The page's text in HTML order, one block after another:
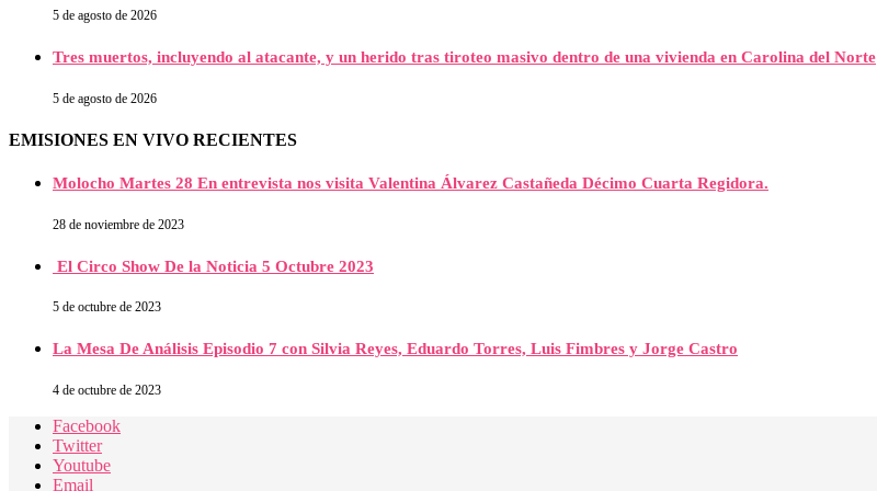
5 de agosto de 2026
Tres muertos, incluyendo al atacante, y un herido tras tiroteo masivo dentro de una vivienda en Carolina del Norte
5 de agosto de 2026
EMISIONES EN VIVO RECIENTES
Molocho Martes 28 En entrevista nos visita Valentina Álvarez Castañeda Décimo Cuarta Regidora.
28 de noviembre de 2023
El Circo Show De la Noticia 5 Octubre 2023
5 de octubre de 2023
La Mesa De Análisis Episodio 7 con Silvia Reyes, Eduardo Torres, Luis Fimbres y Jorge Castro
4 de octubre de 2023
Facebook
Twitter
Youtube
Email